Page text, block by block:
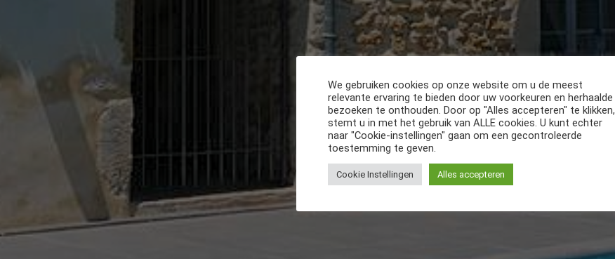
We gebruiken cookies op onze website om u de meest
relevante ervaring te bieden door uw voorkeuren en herhaalde
bezoeken te onthouden. Door op "Alles accepteren" te klikken,
stemt u in met het gebruik van ALLE cookies. U kunt echter
naar "Cookie-instellingen" gaan om een gecontroleerde
toestemming te geven.
Cookie Instellingen Alles accepteren